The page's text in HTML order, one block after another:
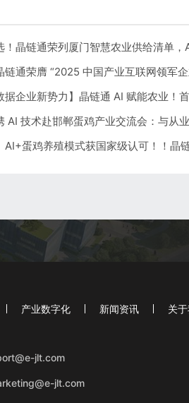
链通荣膺 “2025 中国产业互联网领军企
产业数字化 新闻资讯 关
jlt.com
jlt.com